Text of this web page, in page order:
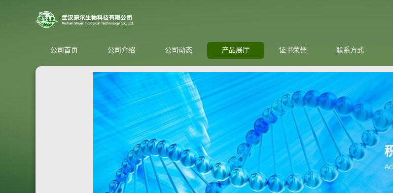
公司首页 公司介绍 公司动态 产品展厅 证书荣誉 联系方式